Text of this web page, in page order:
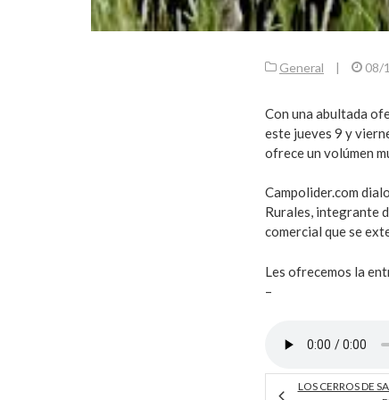
General | 08/
Con una abultada
este jueves 9 y
ofrece un volúmen
Campolider.com
Rurales, integrante
comercial que se
Les ofrecemos la
–
LOS CERROS DE